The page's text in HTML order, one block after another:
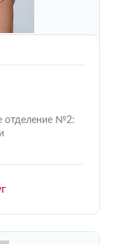
отделение №2: